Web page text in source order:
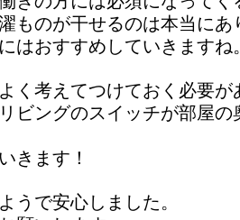
ものが干せるのは本当にあ
はおすすめしていきますね。
考えてつけておく必要が
ビングのスイッチが部屋
きます！
うで安心しました。